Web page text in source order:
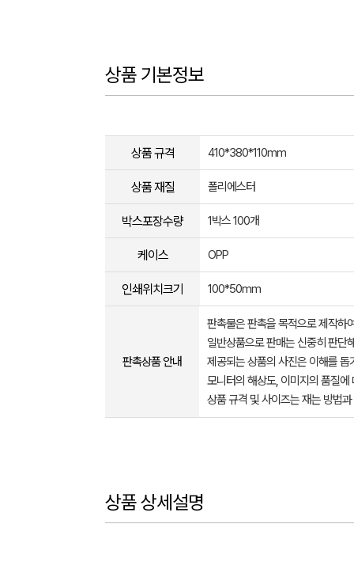
상품 기본정보
상품 규격 410*380*110mm
상품 재질 폴리에스터
박스포장수량 1박스 100개
케이스 OPP
인쇄위치크기 100*50mm
판촉상품 안내
판촉물은 판촉을 목적으로 제작하
일반상품으로 판매는 신중히 판단
제공되는 상품의 사진은 이해를
모니터의 해상도, 이미지의 품질
상품 규격 및 사이즈는 재는 방법
상품 상세설명